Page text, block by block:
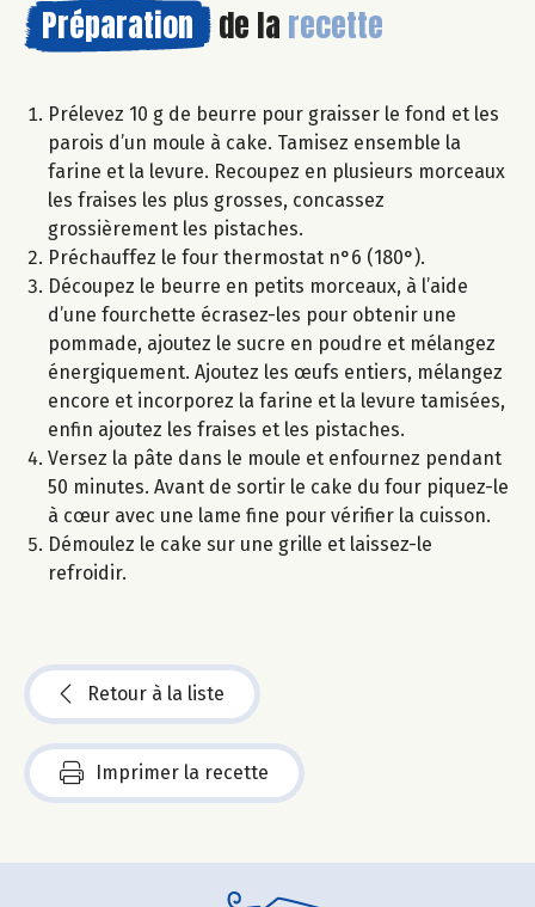
Préparation de la recette
Prélevez 10 g de beurre pour graisser le fond et les
parois d’un moule à cake. Tamisez ensemble la
farine et la levure. Recoupez en plusieurs morceaux
les fraises les plus grosses, concassez
grossièrement les pistaches.
Préchauffez le four thermostat n°6 (180°).
Découpez le beurre en petits morceaux, à l’aide
d’une fourchette écrasez-les pour obtenir une
pommade, ajoutez le sucre en poudre et mélangez
énergiquement. Ajoutez les œufs entiers, mélangez
encore et incorporez la farine et la levure tamisées,
enfin ajoutez les fraises et les pistaches.
Versez la pâte dans le moule et enfournez pendant
50 minutes. Avant de sortir le cake du four piquez-le
à cœur avec une lame fine pour vérifier la cuisson.
Démoulez le cake sur une grille et laissez-le
refroidir.
Retour à la liste
Imprimer la recette